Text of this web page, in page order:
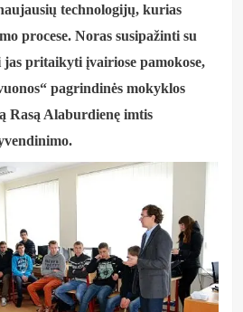
technologijų, kurias
procese. Noras susipažinti su
pritaikyti įvairiose pamokose,
pagrindinės mokyklos
Rasą Alaburdienę imtis